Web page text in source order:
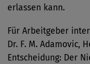
erlassen kann.
Für Arbeitgeber
Dr. F. M. Adamovic,
Entscheidung: Der